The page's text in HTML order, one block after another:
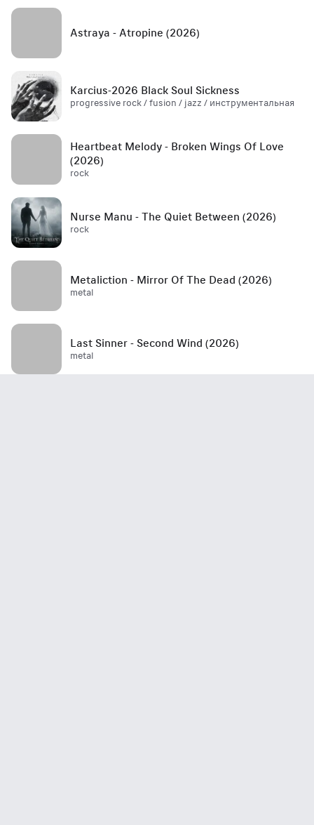
Astraya - Atropine (2026)
Karcius-2026 Black Soul Sickness
progressive rock / fusion / jazz / инструментальная
Heartbeat Melody - Broken Wings Of Love
(2026)
rock
Nurse Manu - The Quiet Between (2026)
rock
Metaliction - Mirror Of The Dead (2026)
metal
Last Sinner - Second Wind (2026)
metal